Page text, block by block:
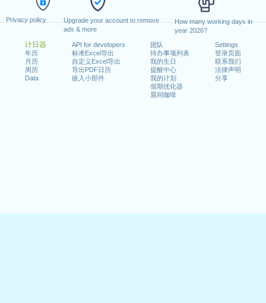
Privacy policy
Upgrade your account to remove
ads & more
How many working days in
year 2026?
计日器
年历
月历
周历
Data
API for developers
标准Excel导出
自定义Excel导出
导出PDF日历
嵌入小部件
团队
待办事项列表
我的生日
提醒中心
我的计划
假期优化器
晨间咖啡
Settings
登录页面
联系我们
法律声明
分享